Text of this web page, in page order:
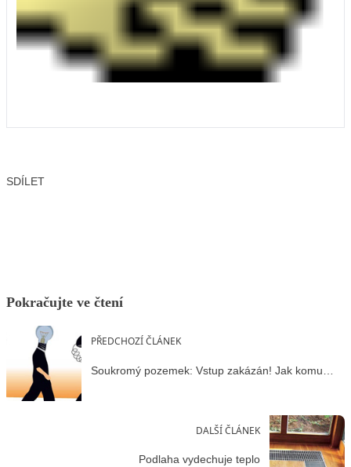
SDÍLET
Pokračujte ve čtení
PŘEDCHOZÍ ČLÁNEK
Soukromý pozemek: Vstup zakázán! Jak komu…
DALŠÍ ČLÁNEK
Podlaha vydechuje teplo